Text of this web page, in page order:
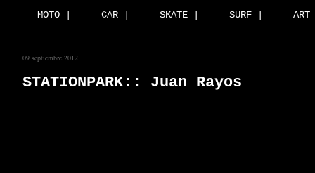
MOTO | CAR | SKATE | SURF |
09 septiembre 2012
STATIONPARK:: Juan Rayos